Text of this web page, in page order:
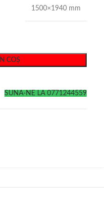
1500×1940 mm
COȘ
SUNA-NE LA 0771244559